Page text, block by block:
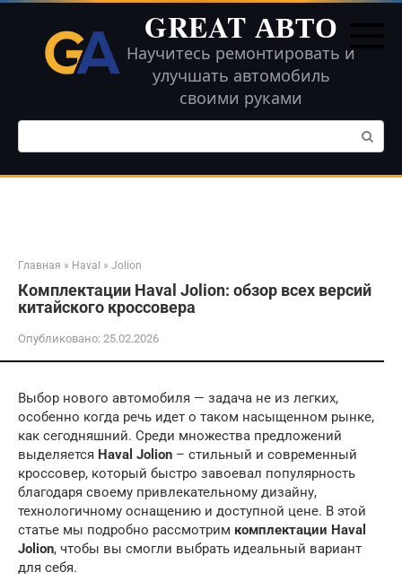
Перейти
контенту
GREAT АВТО
Научитесь ремонтировать и
улучшать автомобиль
своими руками
Поиск:
Главная » Haval » Jolion
Комплектации Haval Jolion: обзор всех версий
китайского кроссовера
Опубликовано: 25.02.2026
Выбор нового автомобиля — задача не из легких,
особенно когда речь идет о таком насыщенном рынке,
как сегодняшний. Среди множества предложений
выделяется Haval Jolion – стильный и современный
кроссовер, который быстро завоевал популярность
благодаря своему привлекательному дизайну,
технологичному оснащению и доступной цене. В этой
статье мы подробно рассмотрим комплектации Haval
Jolion, чтобы вы смогли выбрать идеальный вариант
для себя.